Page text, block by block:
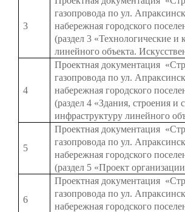
3
газопровода по ул.
набережная городского
(раздел 3 «Технологические
линейного объекта.
4
Проектная документация
газопровода по ул.
набережная городского
(раздел 4 «Здания, строения
инфраструктуру линейного
5
Проектная документация
газопровода по ул.
набережная городского
(раздел 5 «Проект
6
Проектная документация
газопровода по ул.
набережная городского